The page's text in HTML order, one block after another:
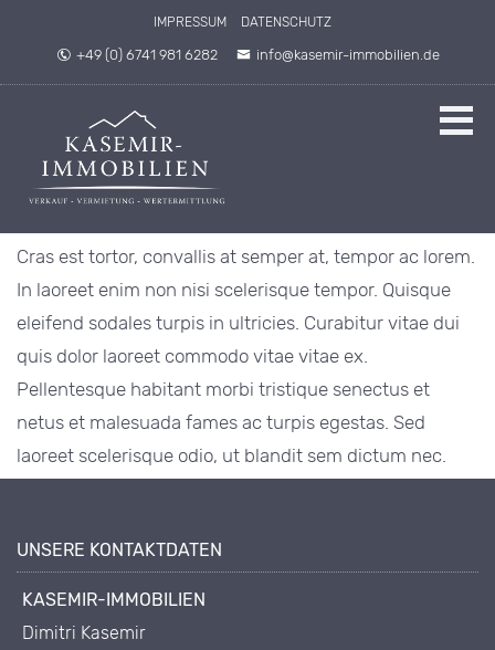
IMPRESSUM DATENSCHUTZ
+49 (0) 6741 981 6282 info@kasemir-immobilien.de
Cras est tortor, convallis at semper at, tempor ac lorem.
In laoreet enim non nisi scelerisque tempor. Quisque
eleifend sodales turpis in ultricies. Curabitur vitae dui
quis dolor laoreet commodo vitae vitae ex.
Pellentesque habitant morbi tristique senectus et
netus et malesuada fames ac turpis egestas. Sed
laoreet scelerisque odio, ut blandit sem dictum nec.
UNSERE KONTAKTDATEN
KASEMIR-IMMOBILIEN
Dimitri Kasemir